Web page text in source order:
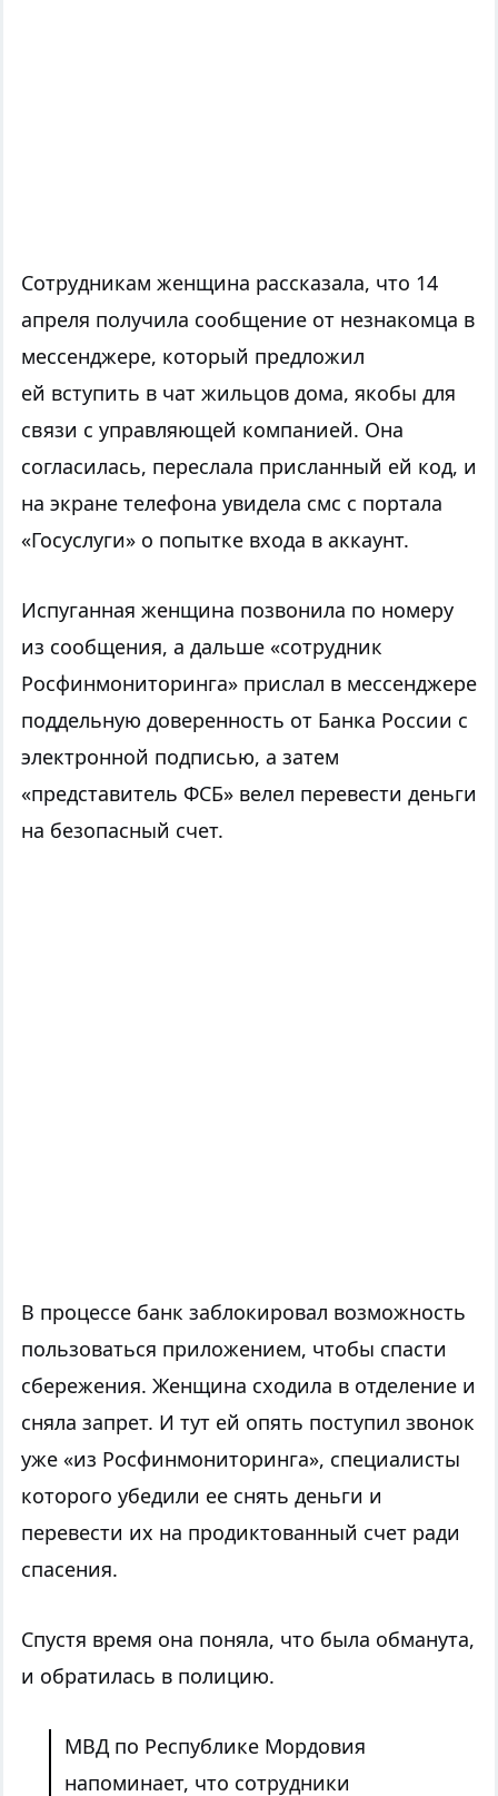
Сотрудникам женщина рассказала, что 14
апреля получила сообщение от незнакомца в
мессенджере, который предложил
ей вступить в чат жильцов дома, якобы для
связи с управляющей компанией. Она
согласилась, переслала присланный ей код, и
на экране телефона увидела смс с портала
«Госуслуги» о попытке входа в аккаунт.
Испуганная женщина позвонила по номеру
из сообщения, а дальше «сотрудник
Росфинмониторинга» прислал в мессенджере
поддельную доверенность от Банка России с
электронной подписью, а затем
«представитель ФСБ» велел перевести деньги
на безопасный счет.
В процессе банк заблокировал возможность
пользоваться приложением, чтобы спасти
сбережения. Женщина сходила в отделение и
сняла запрет. И тут ей опять поступил звонок
уже «из Росфинмониторинга», специалисты
которого убедили ее снять деньги и
перевести их на продиктованный счет ради
спасения.
Спустя время она поняла, что была обманута,
и обратилась в полицию.
МВД по Республике Мордовия
напоминает, что сотрудники